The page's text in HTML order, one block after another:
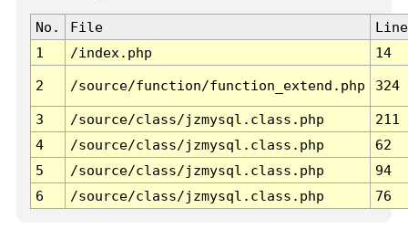
No. File
Line
1
/index.php 14
2 /source/function/function_extend.php 324
3 /source/class/jzmysql.class.php
211
4
/source/class/jzmysql.class.php
62
5
/source/class/jzmysql.class.php
94
6
/source/class/jzmysql.class.php 76